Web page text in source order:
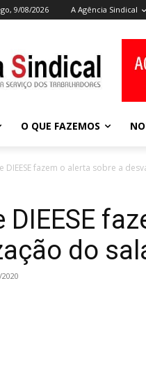
9/08/2026 A Agência Sindical
O QUE FAZEMOS
DIEESE fazem o alerta sobre a
DIEESE
do